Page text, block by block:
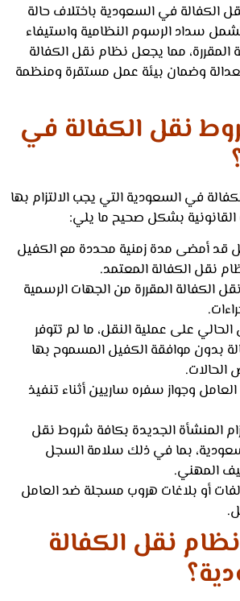
في السعودية باختلاف حالة
الرسوم النظامية واستيفاء
مما يجعل نظام نقل الكفالة
وضمان بيئة عمل مستقرة ومنظمة
الكفالة في
السعودية التي يجب الالتزام بها
بشكل صحيح ما يلي:
أمضى مدة زمنية محددة مع الكفيل
الكفالة المعتمد.
المقررة من الجهات الرسمية
على عملية النقل، ما لم تتوفر
موافقة الكفيل المسموح بها
وجواز سفره ساريين أثناء تنفيذ
الجديدة بكافة شروط نقل
بما في ذلك سلامة السجل
أو بلاغات هروب مسجلة ضد العامل
نقل الكفالة